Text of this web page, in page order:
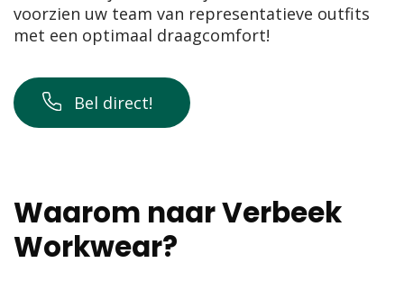
voorzien uw team van representatieve outfits
met een optimaal draagcomfort!
Bel direct!
Waarom naar Verbeek
Workwear?